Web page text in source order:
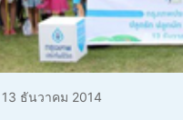
13 ธันวาคม 2014